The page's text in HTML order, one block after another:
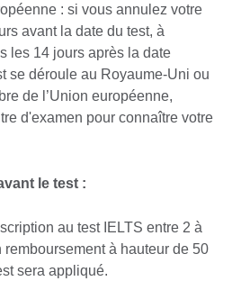
: si vous annulez votre
avant la date du test, à
les 14 jours après la date
se déroule au Royaume-Uni ou
de l’Union européenne,
d'examen pour connaître votre
le test :
au test IELTS entre 2 à
remboursement à hauteur de 50
sera appliqué.